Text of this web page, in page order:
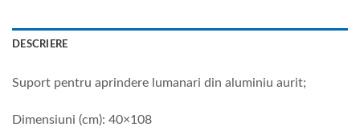
DESCRIERE
Suport pentru aprindere lumanari din aluminiu aurit;
Dimensiuni (cm): 40×108